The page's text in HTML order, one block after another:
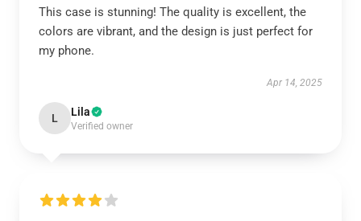
This case is stunning! The quality is excellent, the
colors are vibrant, and the design is just perfect for
my phone.
Apr 14, 2025
L Lila
Verified owner